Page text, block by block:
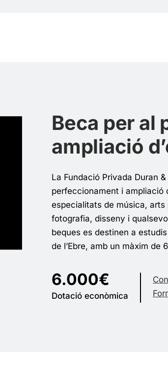
Beca per al
ampliació
La Fundació Privada Duran
perfeccionament i ampliació
especialitats de música,
fotografia, disseny i
beques es destinen a
de l’Ebre, amb un màxim de
6.000€
Dotació econòmica